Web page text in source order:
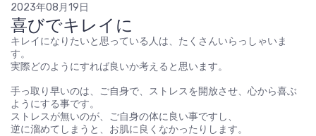
2023年08月19日
喜びでキレイに
キレイになりたいと思っている人は、たくさんいらっしゃいま
す。
実際どのようにすれば良いか考えると思います。
手っ取り早いのは、ご自身で、ストレスを開放させ、心から喜ぶ
ようにする事です。
ストレスが無いのが、ご自身の体に良い事ですし、
逆に溜めてしまうと、お肌に良くなかったりします。